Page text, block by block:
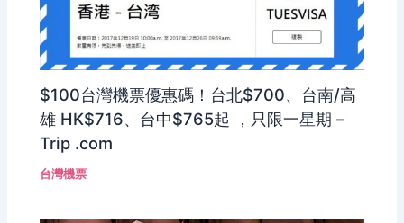
$100台灣機票優惠碼！台北$700、台南/高
雄 HK$716、台中$765起 ，只限一星期 –
Trip .com
台灣機票